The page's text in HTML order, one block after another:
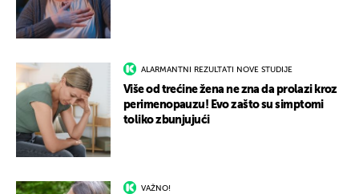
ALARMANTNI REZULTATI NOVE STUDIJE
Više od trećine žena ne zna da prolazi kroz
perimenopauzu! Evo zašto su simptomi
toliko zbunjujući
VAŽNO!